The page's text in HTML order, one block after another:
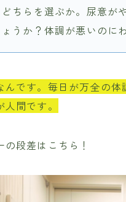
ちらを選ぶか。尿意が
うか？体調が悪いのに
んです。毎日が万全の
間です。
段差はこちら！